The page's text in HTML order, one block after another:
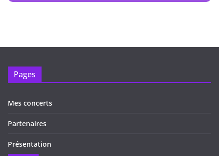
Pages
Mes concerts
Partenaires
Présentation